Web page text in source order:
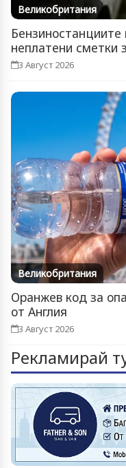
Великобритания
неплатени сметки
3 Август 2026
Великобритания
Оранжев код за
от Англия
3 Август 2026
Рекламирай